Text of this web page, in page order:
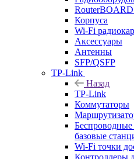
Корпуса
Wi-Fi
Аксессуары
Антенны
SFP/QSFP
TP-Link
Назад
TP-Link
Коммутаторы
базовые
Wi-Fi точки
Контроллеры